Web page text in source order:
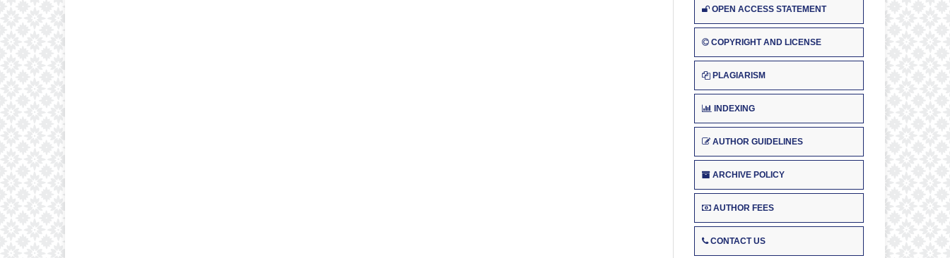
OPEN ACCESS STATEMENT
COPYRIGHT AND LICENSE
PLAGIARISM
INDEXING
AUTHOR GUIDELINES
ARCHIVE POLICY
AUTHOR FEES
CONTACT US